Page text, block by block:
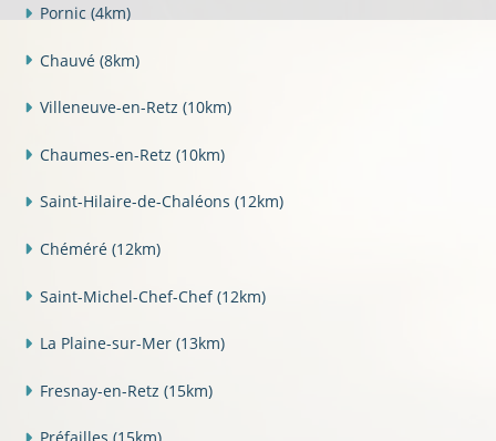
Pornic (4km)
Chauvé (8km)
Villeneuve-en-Retz (10km)
Chaumes-en-Retz (10km)
Saint-Hilaire-de-Chaléons (12km)
Chéméré (12km)
Saint-Michel-Chef-Chef(12km)
La Plaine-sur-Mer (13km)
Fresnay-en-Retz (15km)